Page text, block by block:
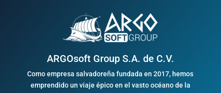
ARGOsoft Group S.A. de C.V.
Como empresa salvadoreña fundada en 2017, hemos
emprendido un viaje épico en el vasto océano de la